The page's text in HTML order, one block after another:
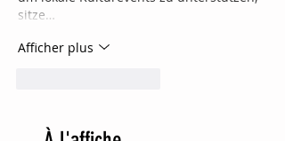
sitze…
Afficher plus